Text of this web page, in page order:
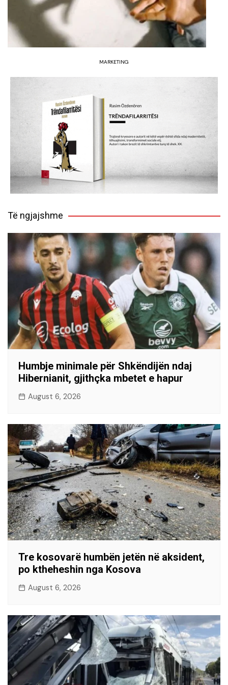
MARKETING
Të ngjajshme
Humbje minimale për Shkëndijën ndaj
Hibernianit, gjithçka mbetet e hapur
August 6, 2026
Tre kosovarë humbën jetën në aksident,
po ktheheshin nga Kosova
August 6, 2026